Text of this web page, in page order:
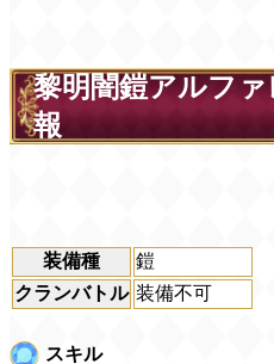
黎明闇鎧アルフ
報
装備種
鎧
クランバトル 装備不可
スキル